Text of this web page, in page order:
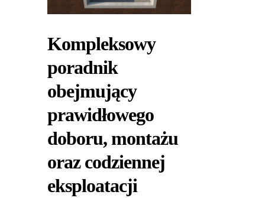
Kompleksowy
poradnik
obejmujący
prawidłowego
doboru, montażu
oraz codziennej
eksploatacji